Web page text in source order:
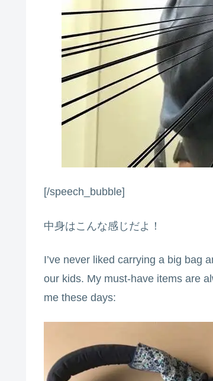
[/speech_bubble]
中身はこんな感じだよ！
I’ve never liked carrying a big bag
our kids. My must-have items are
me these days: